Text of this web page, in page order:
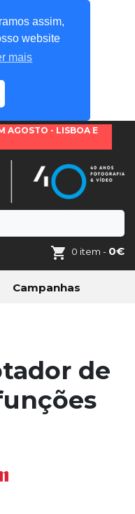
assim,
website
mais
AGOSTO - LISBOA E
0 item - 0€
Campanhas
de